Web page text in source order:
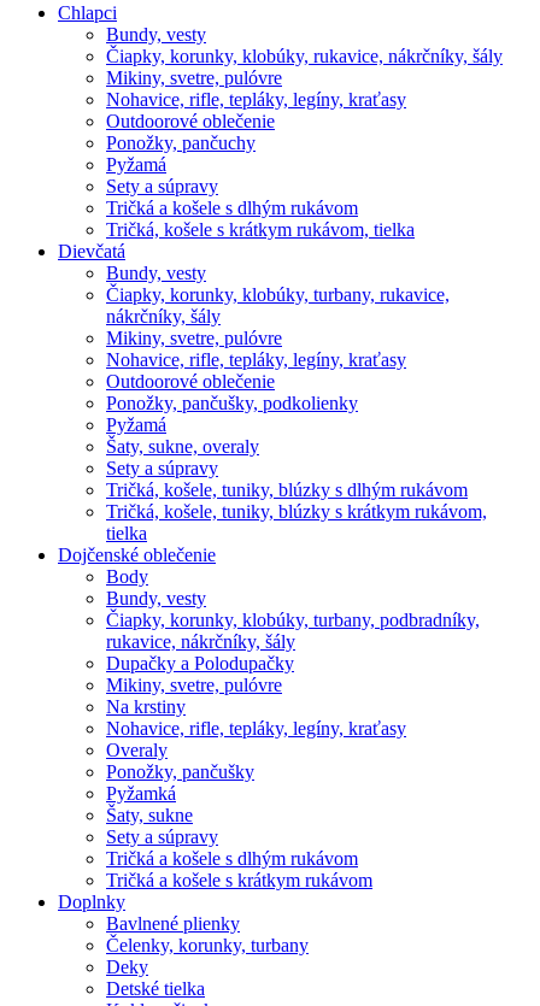
Chlapci
Bundy, vesty
Čiapky, korunky, klobúky, rukavice, nákrčníky, šály
Mikiny, svetre, pulóvre
Nohavice, rifle, tepláky, legíny, kraťasy
Outdoorové oblečenie
Ponožky, pančuchy
Pyžamá
Sety a súpravy
Tričká a košele s dlhým rukávom
Tričká, košele s krátkym rukávom, tielka
Dievčatá
Bundy, vesty
Čiapky, korunky, klobúky, turbany, rukavice,
nákrčníky, šály
Mikiny, svetre, pulóvre
Nohavice, rifle, tepláky, legíny, kraťasy
Outdoorové oblečenie
Ponožky, pančušky, podkolienky
Pyžamá
Šaty, sukne, overaly
Sety a súpravy
Tričká, košele, tuniky, blúzky s dlhým rukávom
Tričká, košele, tuniky, blúzky s krátkym rukávom,
tielka
Dojčenské oblečenie
Body
Bundy, vesty
Čiapky, korunky, klobúky, turbany, podbradníky,
rukavice, nákrčníky, šály
Dupačky a Polodupačky
Mikiny, svetre, pulóvre
Na krstiny
Nohavice, rifle, tepláky, legíny, kraťasy
Overaly
Ponožky, pančušky
Pyžamká
Šaty, sukne
Sety a súpravy
Tričká a košele s dlhým rukávom
Tričká a košele s krátkym rukávom
Doplnky
Bavlnené plienky
Čelenky, korunky, turbany
Deky
Detské tielka